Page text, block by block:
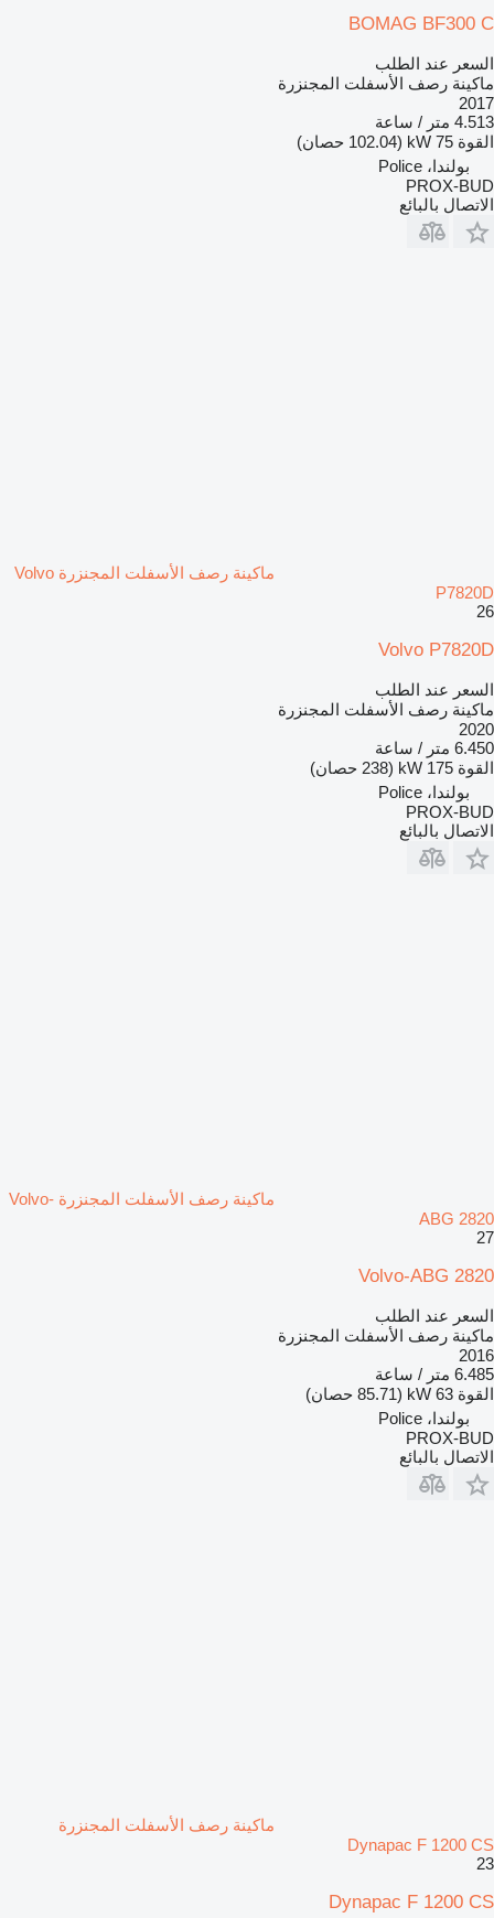
BOMAG BF300 C
السعر عند الطلب
ماكينة رصف الأسفلت المجنزرة
2017
4.513 متر / ساعة
القوة 75 kW (102.04 حصان)
بولندا، Police
PROX-BUD
الاتصال بالبائع
ماكينة رصف الأسفلت المجنزرة Volvo
P7820D
26
Volvo P7820D
السعر عند الطلب
ماكينة رصف الأسفلت المجنزرة
2020
6.450 متر / ساعة
القوة 175 kW (238 حصان)
بولندا، Police
PROX-BUD
الاتصال بالبائع
ماكينة رصف الأسفلت المجنزرة Volvo-
ABG 2820
27
Volvo-ABG 2820
السعر عند الطلب
ماكينة رصف الأسفلت المجنزرة
2016
6.485 متر / ساعة
القوة 63 kW (85.71 حصان)
بولندا، Police
PROX-BUD
الاتصال بالبائع
ماكينة رصف الأسفلت المجنزرة
Dynapac F 1200 CS
23
Dynapac F 1200 CS